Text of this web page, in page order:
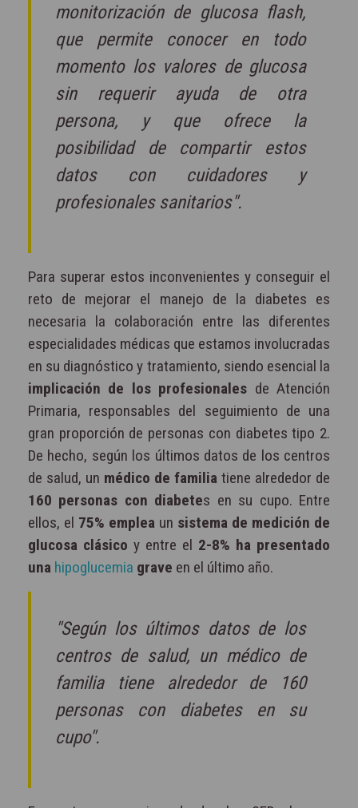
monitorización de glucosa flash,
que permite conocer en todo
momento los valores de glucosa
sin requerir ayuda de otra
persona, y que ofrece la
posibilidad de compartir estos
datos con cuidadores y
profesionales sanitarios".
Para superar estos inconvenientes y conseguir el
reto de mejorar el manejo de la diabetes es
necesaria la colaboración entre las diferentes
especialidades médicas que estamos involucradas
en su diagnóstico y tratamiento, siendo esencial la
implicación de los profesionales de Atención
Primaria, responsables del seguimiento de una
gran proporción de personas con diabetes tipo 2.
De hecho, según los últimos datos de los centros
de salud, un médico de familia tiene alrededor de
160 personas con diabetes en su cupo. Entre
ellos, el 75% emplea un sistema de medición de
glucosa clásico y entre el 2-8% ha presentado
una hipoglucemia grave en el último año.
"Según los últimos datos de los
centros de salud, un médico de
familia tiene alrededor de 160
personas con diabetes en su
cupo".